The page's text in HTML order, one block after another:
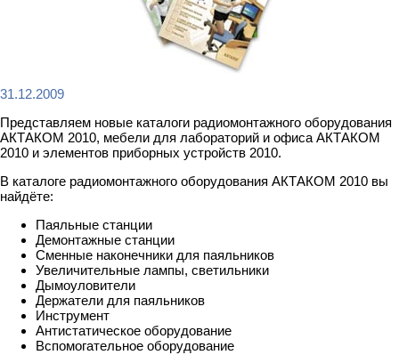
31.12.2009
Представляем новые каталоги радиомонтажного оборудования
АКТАКОМ 2010, мебели для лабораторий и офиса АКТАКОМ
2010 и элементов приборных устройств 2010.
В каталоге радиомонтажного оборудования АКТАКОМ 2010 вы
найдёте:
Паяльные станции
Демонтажные станции
Сменные наконечники для паяльников
Увеличительные лампы, светильники
Дымоуловители
Держатели для паяльников
Инструмент
Антистатическое оборудование
Вспомогательное оборудование